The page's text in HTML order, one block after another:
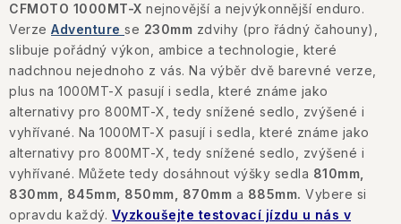
Podmínky ochrany osobních údajů
CFMOTO 1000MT-X nejnovější a nejvýkonnější enduro.
Verze Adventure se 230mm zdvihy (pro řádný čahouny),
slibuje pořádný výkon, ambice a technologie, které
nadchnou nejednoho z vás. Na výběr dvě barevné verze,
plus na 1000MT-X pasují i sedla, které známe jako
alternativy pro 800MT-X, tedy snížené sedlo, zvýšené i
vyhřívané. Na 1000MT-X pasují i sedla, které známe jako
alternativy pro 800MT-X, tedy snížené sedlo, zvýšené i
vyhřívané. Můžete tedy dosáhnout výšky sedla 810mm,
830mm, 845mm, 850mm, 870mm a 885mm. Vybere si
opravdu každý. Vyzkoušejte testovací jízdu u nás v